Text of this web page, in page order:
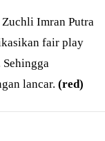
Zuchli Imran Putra
fair play
lancar. (red)